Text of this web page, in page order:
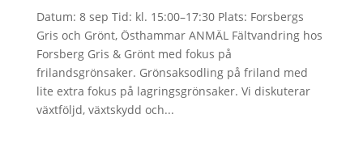
Datum: 8 sep Tid: kl. 15:00–17:30 Plats: Forsbergs
Gris och Grönt, Östhammar ANMÄL Fältvandring hos
Forsberg Gris & Grönt med fokus på
frilandsgrönsaker. Grönsaksodling på friland med
lite extra fokus på lagringsgrönsaker. Vi diskuterar
växtföljd, växtskydd och...